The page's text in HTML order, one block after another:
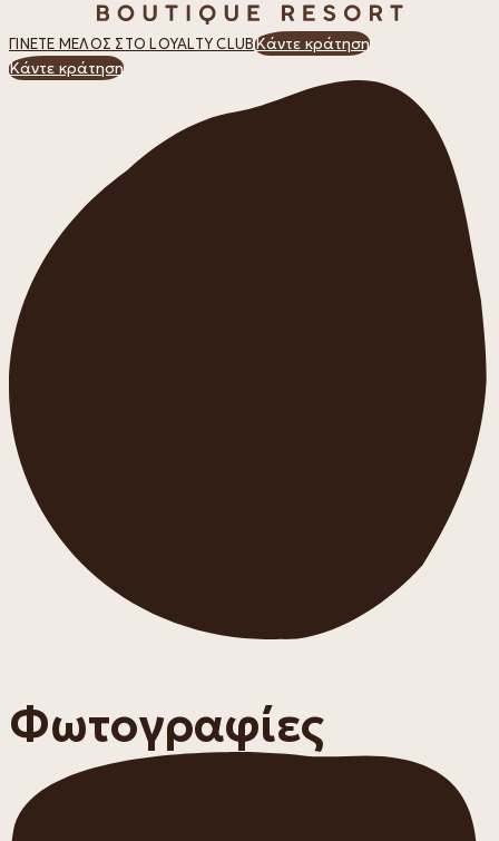
ΓΊΝΕΤΕ ΜΈΛΟΣ ΣΤΟ LOYALTY CLUBΚάντε κράτηση
Κάντε κράτηση
Φωτογραφίες